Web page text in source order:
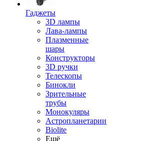
Гаджеты
3D лампы
Лава-лампы
Плазменные
шары
Конструкторы
3D ручки
Телескопы
Бинокли
Зрительные
трубы
Монокуляры
Астропланетарии
Biolite
Ещё